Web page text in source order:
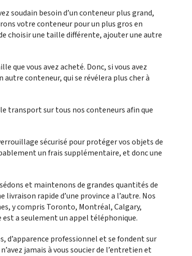
soudain besoin d’un conteneur plus grand,
votre conteneur pour un plus gros en
choisir une taille différente, ajouter une autre
que vous avez acheté. Donc, si vous avez
autre conteneur, qui se révélera plus cher à
transport sur tous nos conteneurs afin que
sécurisé pour protéger vos objets de
un frais supplémentaire, et donc une
et maintenons de grandes quantités de
rapide d’une province a l’autre. Nos
y compris Toronto, Montréal, Calgary,
a seulement un appel téléphonique.
d’apparence professionnel et se fondent sur
jamais à vous soucier de l’entretien et